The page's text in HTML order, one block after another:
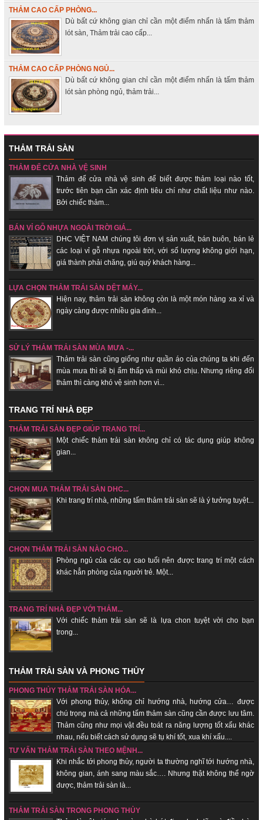
THẢM CAO CẤP PHÒNG...
Dù bất cứ không gian chỉ cần một điểm nhấn là tấm thảm
lót sàn, Thảm trải cao cấp...
THẢM CAO CẤP PHÒNG NGỦ...
Dù bất cứ không gian chỉ cần một điểm nhấn là tấm thảm
lót sàn phòng ngủ, thảm trải...
THẢM TRẢI SÀN
THẢM ĐỂ CỬA NHÀ VỆ SINH
Thảm để cửa nhà vệ sinh để biết được thảm loại nào tốt,
trước tiên bạn cần xác định tiêu chí như chất liệu như nào.
Bởi chiếc thảm...
BÁN VỈ GỖ NHỰA NGOÀI TRỜI GIÁ...
DHC VIỆT NAM chúng tôi đơn vị sản xuất, bán buôn, bán lẻ
các loại vỉ gỗ nhựa ngoài trời, với số lượng không giới hạn,
giá thành phải chăng, giú quý khách hàng...
LỰA CHỌN THẢM TRẢI SÀN DỆT MÁY...
Hiện nay, thảm trải sàn không c̣òn là một món hàng xa xỉ và
ngày càng được nhiều gia đình...
SỬ LÝ THẢM TRẢI SÀN MÙA MƯA -...
Thảm trải sàn cũng giống như quần áo của chúng ta khi đến
mùa mưa thì sẽ bị ẩm thấp và mùi khó chịu. Nhưng riêng đối
thảm thì càng khó vệ sinh hơn vì...
TRANG TRÍ NHÀ ĐẸP
THẢM TRẢI SÀN ĐẸP GIÚP TRANG TRÍ...
Một chiếc thảm trải sàn không chỉ có tác dụng giúp không
gian...
CHỌN MUA THẢM TRẢI SÀN DHC...
Khi trang trí nhà, những tấm thảm trải sàn sẽ là ý tưởng tuyệt...
CHỌN THẢM TRẢI SÀN NÀO CHO...
Phòng ngủ của các cụ cao tuổi nên được trang trí một cách
khác hẳn phòng của ngưởi trẻ. Một...
TRANG TRÍ NHÀ ĐẸP VỚI THẢM...
Với chiếc thảm trải sàn sẽ là lựa chon tuyệt vời cho bạn
trong...
THẢM TRẢI SÀN VÀ PHONG THỦY
PHONG THỦY THẢM TRẢI SÀN HÓA...
Với phong thủy, không chỉ hướng nhà, hướng cửa… được
chú trọng mà cả những tấm thảm sàn cũng cần được lưu tâm.
Thảm cũng như mọi vật đều toát ra năng lượng tốt xấu khác
nhau, nếu biết cách sử dụng sẽ tụ khí tốt, xua khí xấu....
TƯ VẤN THẢM TRẢI SÀN THEO MỆNH...
Khi nhắc tới phong thủy, người ta thường nghĩ tới hướng nhà,
không gian, ánh sang màu sắc…. Nhưng thật không thể ngờ
được, thảm trải sàn là...
THẢM TRẢI SÀN TRONG PHONG THỦY